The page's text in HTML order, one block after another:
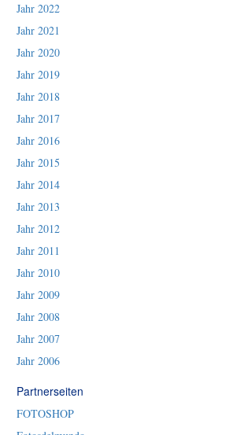
Jahr 2022
Jahr 2021
Jahr 2020
Jahr 2019
Jahr 2018
Jahr 2017
Jahr 2016
Jahr 2015
Jahr 2014
Jahr 2013
Jahr 2012
Jahr 2011
Jahr 2010
Jahr 2009
Jahr 2008
Jahr 2007
Jahr 2006
Partnerseiten
FOTOSHOP